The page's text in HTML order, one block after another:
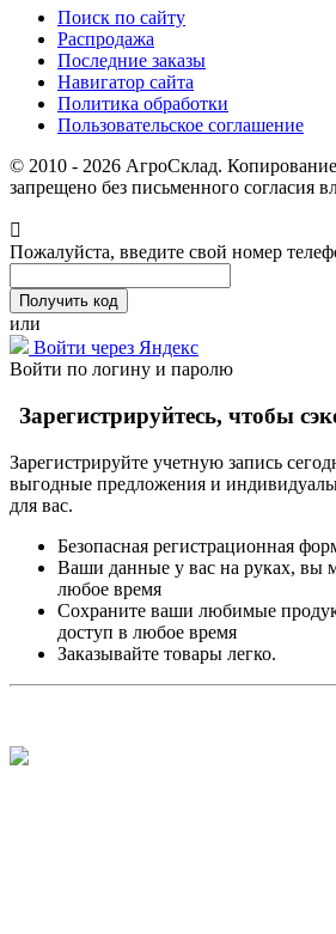
Поиск по сайту
Распродажа
Последние заказы
Навигатор сайта
Политика обработки
Пользовательское соглашение
© 2010 - 2026 АгроСклад.
запрещено без письменного согласия
Пожалуйста, введите свой номер
или
Войти через Яндекс
Войти по логину и паролю
Зарегистрируйтесь, чтобы
Зарегистрируйте учетную запись
выгодные предложения и
для вас.
Безопасная регистрационная
Ваши данные у вас на руках, вы
любое время
Сохраните ваши любимые
доступ в любое время
Заказывайте товары легко.